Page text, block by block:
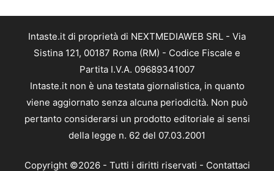
Intaste.it di proprietà di NEXTMEDIAWEB SRL - Via
Sistina 121, 00187 Roma (RM) - Codice Fiscale e
Partita I.V.A. 09689341007
Intaste.it non è una testata giornalistica, in quanto
viene aggiornato senza alcuna periodicità. Non può
pertanto considerarsi un prodotto editoriale ai sensi
della legge n. 62 del 07.03.2001
Copyright ©2026 - Tutti i diritti riservati - Contattaci